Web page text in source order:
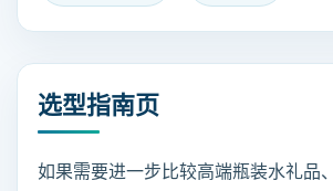
选型指南页
如果需要进一步比较高端瓶装水礼品